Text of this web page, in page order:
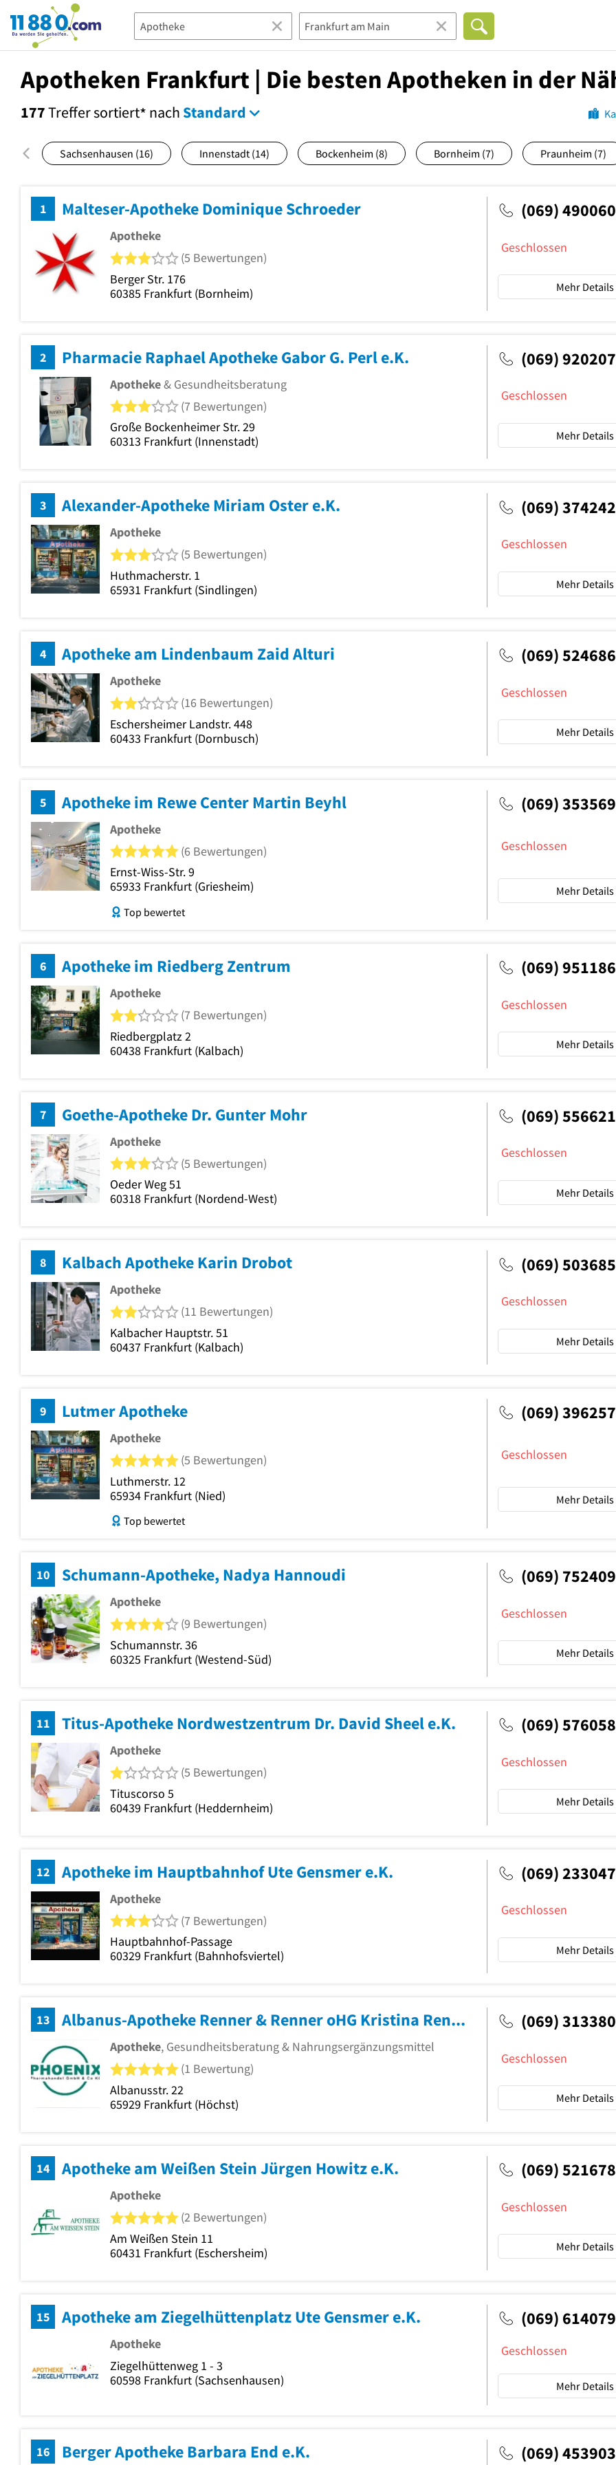
11880.com
Apotheken Frankfurt | Die besten Apotheken in der
177Treffersortiert* nach Standard
Sachsenhausen (16) Innenstadt (14) Bockenheim (8) Bornheim (7) Praunheim (7)
1 Malteser-Apotheke Dominique Schroeder
Apotheke
3 von 5 Sternen
(5 Bewertungen)
Berger Str. 176
60385 Frankfurt (Bornheim)
(069) 490060
Geschlossen
Mehr Details
2 Pharmacie Raphael Apotheke Gabor G. Perl e.K.
Apotheke& Gesundheitsberatung
3 von 5 Sternen
(7 Bewertungen)
Große Bockenheimer Str. 29
60313 Frankfurt (Innenstadt)
(069)
Geschlossen
Mehr Details
3 Alexander-Apotheke Miriam Oster e.K.
Apotheke
3 von 5 Sternen
(5 Bewertungen)
Huthmacherstr. 1
65931 Frankfurt (Sindlingen)
(069) 374242
Geschlossen
Mehr Details
4 Apotheke am Lindenbaum Zaid Alturi
Apotheke
2 von 5 Sternen
(16 Bewertungen)
Eschersheimer Landstr. 448
60433 Frankfurt (Dornbusch)
(069) 524686
Geschlossen
Mehr Details
5 Apotheke im Rewe Center Martin Beyhl
Apotheke
5 von 5 Sternen
(6 Bewertungen)
Ernst-Wiss-Str. 9
65933 Frankfurt (Griesheim)
Top bewertet
(069)
Geschlossen
Mehr Details
6 Apotheke im Riedberg Zentrum
Apotheke
2 von 5 Sternen
(7 Bewertungen)
Riedbergplatz 2
60438 Frankfurt (Kalbach)
(069)
Geschlossen
Mehr Details
7 Goethe-Apotheke Dr. Gunter Mohr
Apotheke
3 von 5 Sternen
(5 Bewertungen)
Oeder Weg 51
60318 Frankfurt (Nordend-West)
(069) 556621
Geschlossen
Mehr Details
8 Kalbach Apotheke Karin Drobot
Apotheke
2 von 5 Sternen
(11 Bewertungen)
Kalbacher Hauptstr. 51
60437 Frankfurt (Kalbach)
(069) 503685
Geschlossen
Mehr Details
9 Lutmer Apotheke
Apotheke
5 von 5 Sternen
(5 Bewertungen)
Luthmerstr. 12
65934 Frankfurt (Nied)
Top bewertet
(069) 396257
Geschlossen
Mehr Details
10 Schumann-Apotheke, Nadya Hannoudi
Apotheke
4 von 5 Sternen
(9 Bewertungen)
Schumannstr. 36
60325 Frankfurt (Westend-Süd)
(069) 752409
Geschlossen
Mehr Details
11 Titus-Apotheke Nordwestzentrum Dr. David Sheel e.K.
Apotheke
1 von 5 Sternen
(5 Bewertungen)
Tituscorso 5
60439 Frankfurt (Heddernheim)
(069) 576058
Geschlossen
Mehr Details
12 Apotheke im Hauptbahnhof Ute Gensmer e.K.
Apotheke
3 von 5 Sternen
(7 Bewertungen)
Hauptbahnhof-Passage
60329 Frankfurt (Bahnhofsviertel)
(069) 233047
Geschlossen
Mehr Details
13 Albanus-Apotheke Renner & Renner oHG Kristina Renner
Apotheke, Gesundheitsberatung & Nahrungsergänzungsmittel
5 von 5 Sternen
(1 Bewertung)
Albanusstr. 22
65929 Frankfurt (Höchst)
(069) 313380
Geschlossen
Mehr Details
14 Apotheke am Weißen Stein Jürgen Howitz e.K.
Apotheke
5 von 5 Sternen
(2 Bewertungen)
Am Weißen Stein 11
60431 Frankfurt (Eschersheim)
(069) 521678
Geschlossen
Mehr Details
15 Apotheke am Ziegelhüttenplatz Ute Gensmer e.K.
Apotheke
Ziegelhüttenweg 1 - 3
60598 Frankfurt (Sachsenhausen)
(069) 614079
Geschlossen
Mehr Details
16 Berger Apotheke Barbara End e.K. (069) 453903